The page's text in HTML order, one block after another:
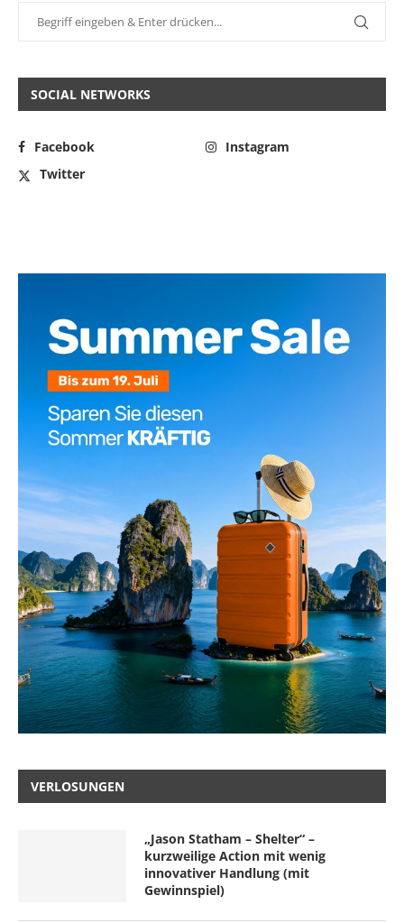
SOCIAL NETWORKS
Facebook
Instagram
Twitter
VERLOSUNGEN
„Jason Statham – Shelter“ –
kurzweilige Action mit wenig
innovativer Handlung (mit
Gewinnspiel)